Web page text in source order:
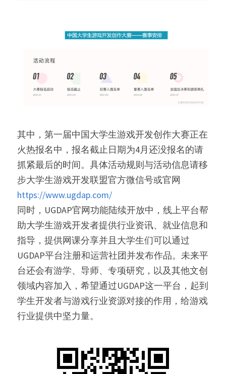
其中，第一届中国大学生游戏开发创作大赛正在
火热报名中，报名截止日期为4月还没报名的请
抓紧最后的时间。具体活动规则与活动信息请移
https://www.ugdap.com/
同时，UGDAP官网功能陆续开放中，线上平台帮
助大学生游戏开发者提供行业资讯、就业信息和
指导，提供网课分享并且大学生们可以通过
UGDAP平台注册和运营社团并发布作品。未来平
台还会有游学、导师、专项研究，以及其他文创
领域内容加入，希望通过UGDAP这一平台，起到
学生开发者与游戏行业资源对接的作用，给游戏
行业提供中坚力量。